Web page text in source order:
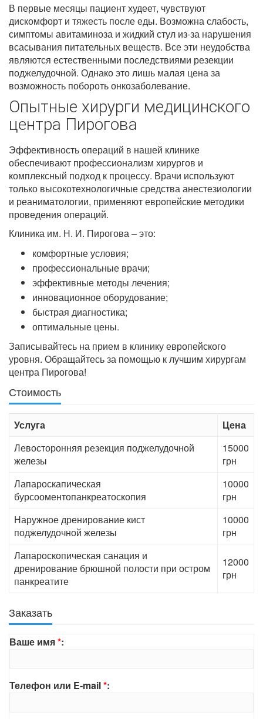
В первые месяцы пациент худеет, чувствуют
дискомфорт и тяжесть после еды. Возможна слабость,
симптомы авитаминоза и жидкий стул из-за нарушения
всасывания питательных веществ. Все эти неудобства
являются естественными последствиями резекции
поджелудочной. Однако это лишь малая цена за
возможность побороть онкозаболевание.
Опытные хирурги медицинского
центра Пирогова
Эффективность операций в нашей клинике
обеспечивают профессионализм хирургов и
комплексный подход к процессу. Врачи используют
только высокотехнологичные средства анестезиологии
и реаниматологии, применяют европейские методики
проведения операций.
Клиника им. Н. И. Пирогова – это:
комфортные условия;
профессиональные врачи;
эффективные методы лечения;
инновационное оборудование;
быстрая диагностика;
оптимальные цены.
Записывайтесь на прием в клинику европейского
уровня. Обращайтесь за помощью к лучшим хирургам
центра Пирогова!
Стоимость
Услуга
Цена
Левосторонняя резекция поджелудочной
железы
15000
грн
Лапароскапическая
бурсооментопанкреатоскопия
10000
грн
Наружное дренирование кист
поджелудочной железы
10000
грн
Лапароскопическая санация и
дренирование брюшной полости при остром
панкреатите
12000
грн
Заказать
Ваше имя*:
Телефон или E-mail*: